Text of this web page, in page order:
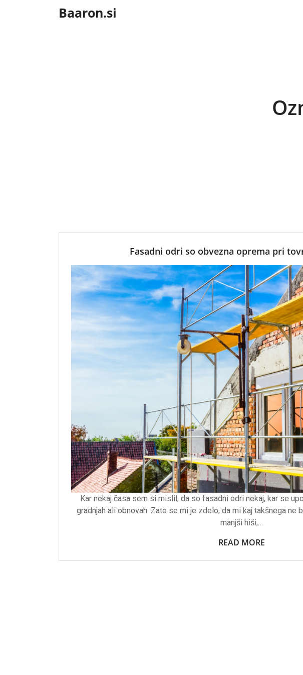
Baaron.si
Fasadni odri so obvezna oprema pri
Kar nekaj časa sem si mislil, da so fasadni odri nekaj, kar se
gradnjah ali obnovah. Zato se mi je zdelo, da mi kaj takšnega ne
manjši hiši,…
READ MORE